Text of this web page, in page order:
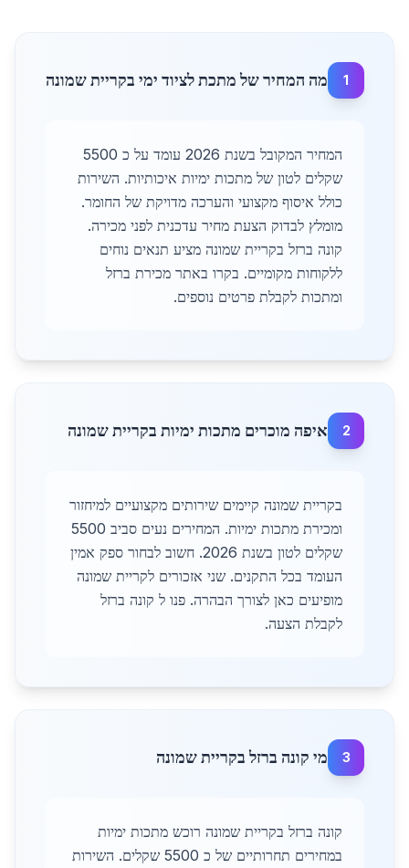
1 מה המחיר של מתכת לציוד ימי בקריית שמונה
המחיר המקובל בשנת 2026 עומד על כ 5500
שקלים לטון של מתכות ימיות איכותיות. השירות
כולל איסוף מקצועי והערכה מדויקת של החומר.
מומלץ לבדוק הצעת מחיר עדכנית לפני מכירה.
קונה ברזל בקריית שמונה מציע תנאים נוחים
ללקוחות מקומיים. בקרו באתר מכירת ברזל
ומתכות לקבלת פרטים נוספים.
2 איפה מוכרים מתכות ימיות בקריית שמונה
בקריית שמונה קיימים שירותים מקצועיים למיחזור
ומכירת מתכות ימיות. המחירים נעים סביב 5500
שקלים לטון בשנת 2026. חשוב לבחור ספק אמין
העומד בכל התקנים. שני אזכורים לקריית שמונה
מופיעים כאן לצורך הבהרה. פנו ל קונה ברזל
לקבלת הצעה.
3 מי קונה ברזל בקריית שמונה
קונה ברזל בקריית שמונה רוכש מתכות ימיות
במחירים תחרותיים של כ 5500 שקלים. השירות